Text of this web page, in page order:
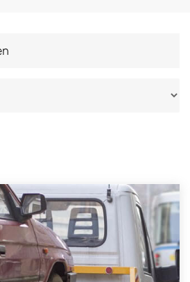
een vergoeding voor uw
sloperij in een andere plaats of
om direct uw sloopauto te
halen door de Sloopauto
Wij kunnen uw
Emmeloord. Neem telefonisch
terugbelafspraak. Wilt u